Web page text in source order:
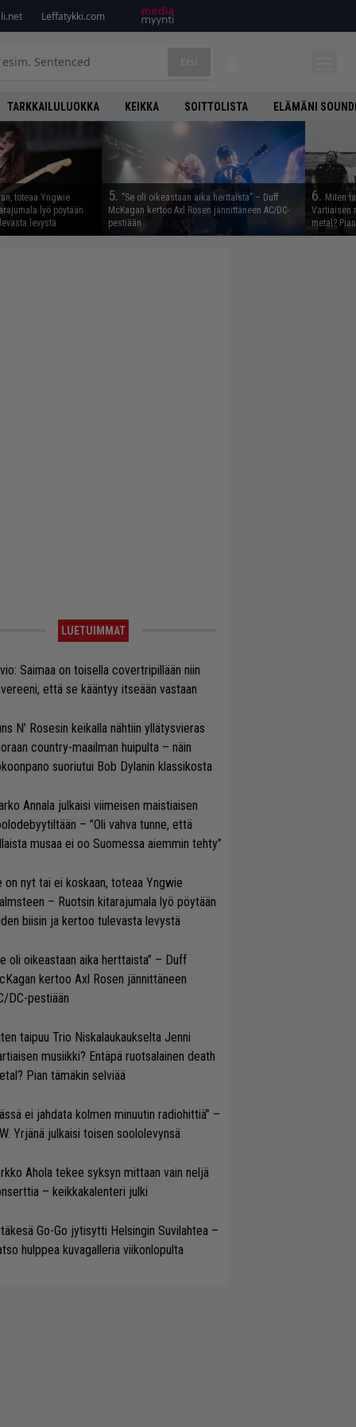
Leffatykki.com
TARKKAILULUOKKA KEIKKA SOITTOLISTA ELÄMÄNI
toteaa Yngwie
lyö pöytään
levystä
5. ”Se oli oikeastaan aika herttaista” – Duff
McKagan kertoo Axl Rosen jännittäneen AC/DC-
pestiään
6. Miten
Vartiaisen
metal?
LUETUIMMAT
Saimaa on toisella covertripillään niin
että se kääntyy itseään vastaan
N’ Rosesin keikalla nähtiin yllätysvieras
country-maailman huipulta – näin
suoriutui Bob Dylanin klassikosta
Annala julkaisi viimeisen maistiaisen
– ”Oli vahva tunne, että
musaa ei oo Suomessa aiemmin tehty”
on nyt tai ei koskaan, toteaa Yngwie
– Ruotsin kitarajumala lyö pöytään
biisin ja kertoo tulevasta levystä
oli oikeastaan aika herttaista” – Duff
kertoo Axl Rosen jännittäneen
DC-pestiään
taipuu Trio Niskalaukaukselta Jenni
musiikki? Entäpä ruotsalainen death
Pian tämäkin selviää
ei jahdata kolmen minuutin radiohittiä” –
Yrjänä julkaisi toisen soololevynsä
Ahola tekee syksyn mittaan vain neljä
– keikkakalenteri julki
Go-Go jytisytti Helsingin Suvilahtea –
hulppea kuvagalleria viikonlopulta